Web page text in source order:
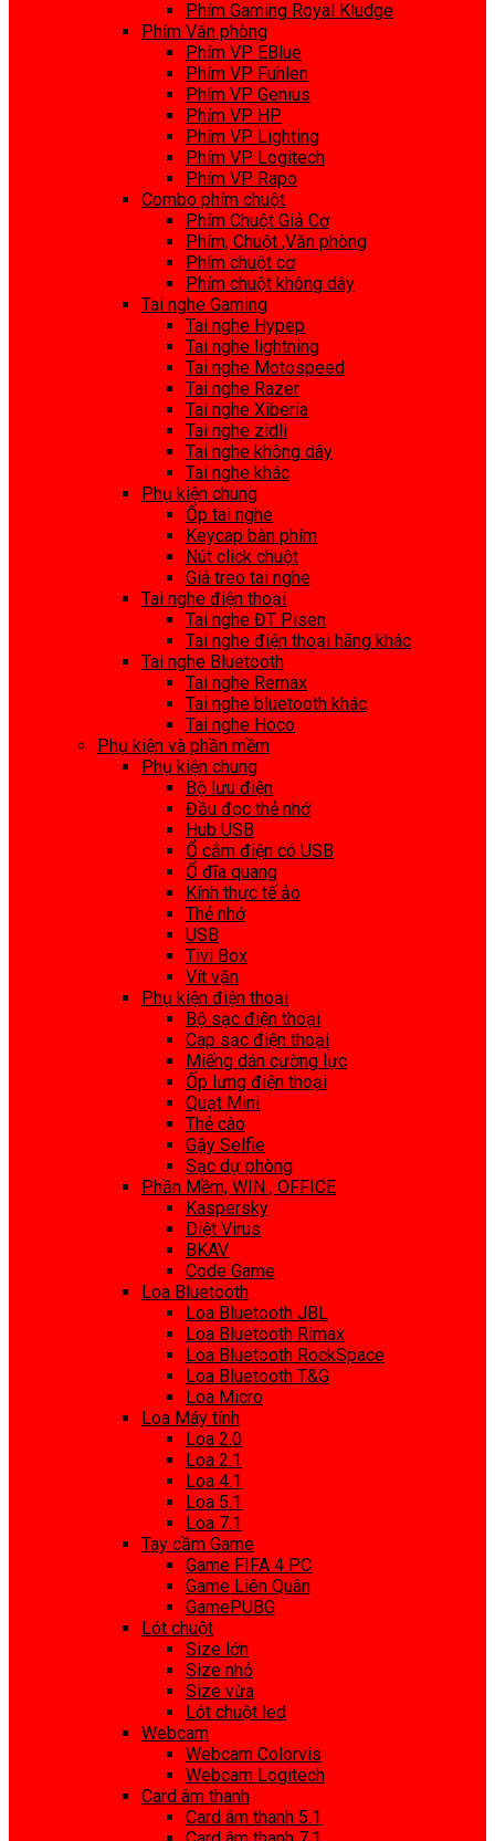
Phím Gaming Royal Kludge
Phím Văn phòng
Phím VP EBlue
Phím VP Fuhlen
Phím VP Genius
Phím VP HP
Phím VP Lighting
Phím VP Logitech
Phím VP Rapo
Combo phím chuột
Phím Chuột Giả Cơ
Phím, Chuột ,Văn phòng
Phím chuột cơ
Phím chuột không dây
Tai nghe Gaming
Tai nghe Hypep
Tai nghe lightning
Tai nghe Motospeed
Tai nghe Razer
Tai nghe Xiberia
Tai nghe zidli
Tai nghe không dây
Tai nghe khác
Phụ kiện chung
Ốp tai nghe
Keycap bàn phím
Nút click chuột
Giá treo tai nghe
Tai nghe điện thoại
Tai nghe ĐT Pisen
Tai nghe điện thoại hãng khác
Tai nghe Bluetooth
Tai nghe Remax
Tai nghe bluetooth khác
Tai nghe Hoco
Phụ kiện và phần mềm
Phụ kiện chung
Bộ lưu điện
Đầu đọc thẻ nhớ
Hub USB
Ổ cắm điện có USB
Ổ đĩa quang
Kính thực tế ảo
Thẻ nhớ
USB
Tivi Box
Vít vặn
Phụ kiện điện thoại
Bộ sạc điện thoại
Cap sạc điện thoại
Miếng dán cường lực
Ốp lưng điện thoại
Quạt Mini
Thẻ cào
Gậy Selfie
Sạc dự phòng
Phần Mềm, WIN , OFFICE
Kaspersky
Diệt Virus
BKAV
Code Game
Loa Bluetooth
Loa Bluetooth JBL
Loa Bluetooth Rimax
Loa Bluetooth RockSpace
Loa Bluetooth T&G
Loa Micro
Loa Máy tính
Loa 2.0
Loa 2.1
Loa 4.1
Loa 5.1
Loa 7.1
Tay cầm Game
Game FIFA 4 PC
Game Liên Quân
GamePUBG
Lót chuột
Size lớn
Size nhỏ
Size vừa
Lót chuột led
Webcam
Webcam Colorvis
Webcam Logitech
Card âm thanh
Card âm thanh 5.1